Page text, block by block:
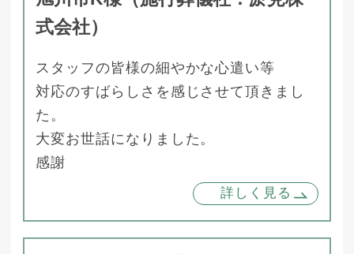
式会社）
スタッフの皆様の細やかな心遣い等
対応のすばらしさを感じさせて頂きまし
た。
大変お世話になりました。
感謝
詳しく見る